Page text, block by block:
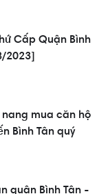
Cấp Quận Bình
2023]
mua căn hộ
Bình Tân quý
quận Bình Tân -